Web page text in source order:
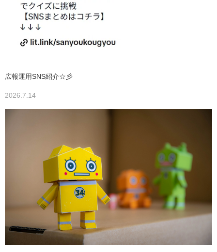
広報運用SNS紹介☆彡
2026.7.14